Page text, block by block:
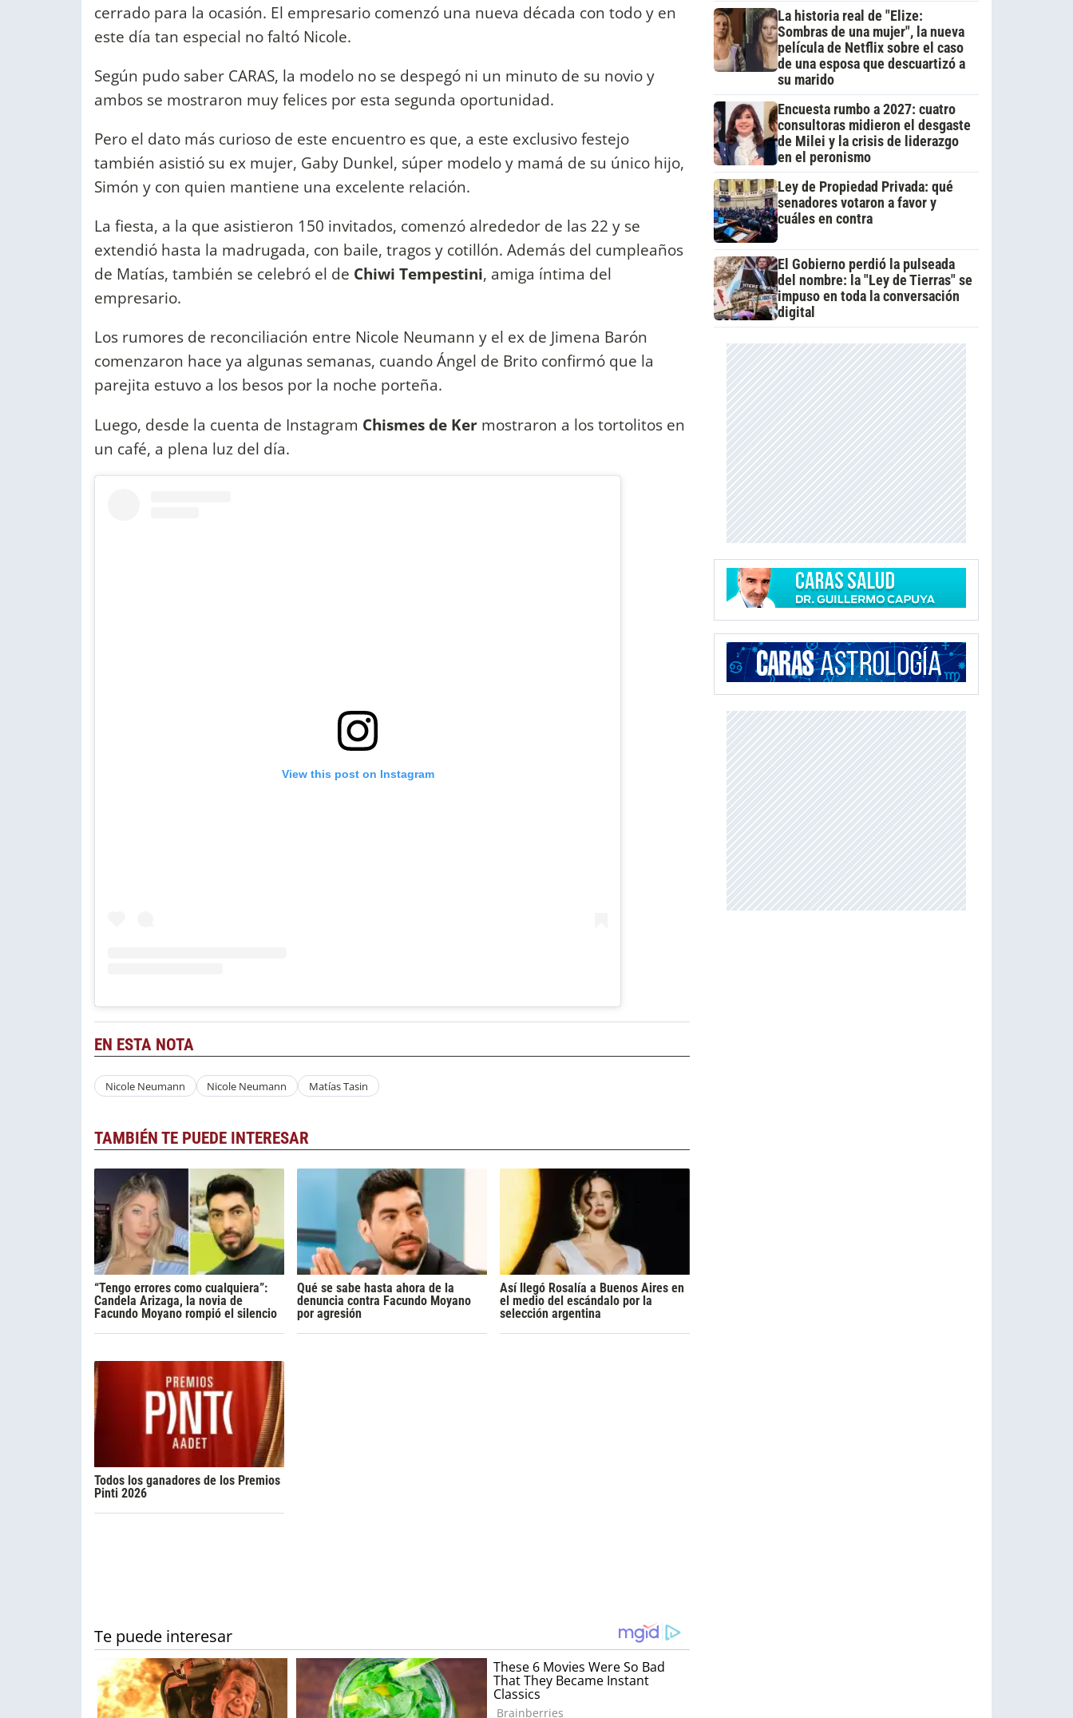
cerrado para la ocasión. El empresario comenzó una nueva década con todo y en
este día tan especial no faltó Nicole.
Según pudo saber CARAS, la modelo no se despegó ni un minuto de su novio y
ambos se mostraron muy felices por esta segunda oportunidad.
Pero el dato más curioso de este encuentro es que, a este exclusivo festejo
también asistió su ex mujer, Gaby Dunkel, súper modelo y mamá de su único hijo,
Simón y con quien mantiene una excelente relación.
La fiesta, a la que asistieron 150 invitados, comenzó alrededor de las 22 y se
extendió hasta la madrugada, con baile, tragos y cotillón. Además del cumpleaños
de Matías, también se celebró el de Chiwi Tempestini, amiga íntima del
empresario.
Los rumores de reconciliación entre Nicole Neumann y el ex de Jimena Barón
comenzaron hace ya algunas semanas, cuando Ángel de Brito confirmó que la
parejita estuvo a los besos por la noche porteña.
Luego, desde la cuenta de Instagram Chismes de Ker mostraron a los tortolitos en
un café, a plena luz del día.
View this post on Instagram
EN ESTA NOTA
Nicole Neumann Nicole Neumann Matías Tasin
TAMBIÉN TE PUEDE INTERESAR
“Tengo errores como cualquiera”:
Candela Arizaga, la novia de
Facundo Moyano rompió el silencio
Qué se sabe hasta ahora de la
denuncia contra Facundo Moyano
por agresión
Así llegó Rosalía a Buenos Aires en
el medio del escándalo por la
selección argentina
Todos los ganadores de los Premios
Pinti 2026
La historia real de "Elize:
Sombras de una mujer", la nueva
película de Netflix sobre el caso
de una esposa que descuartizó a
su marido
Encuesta rumbo a 2027: cuatro
consultoras midieron el desgaste
de Milei y la crisis de liderazgo
en el peronismo
Ley de Propiedad Privada: qué
senadores votaron a favor y
cuáles en contra
El Gobierno perdió la pulseada
del nombre: la "Ley de Tierras" se
impuso en toda la conversación
digital